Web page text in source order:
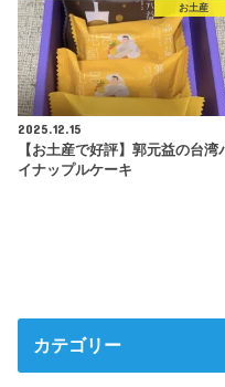
お土産
2025.12.15
【お土産で好評】郭元益の台湾
イナップルケーキ
カテゴリー